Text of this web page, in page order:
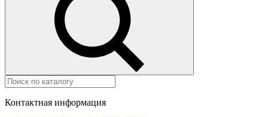
Контактная информация